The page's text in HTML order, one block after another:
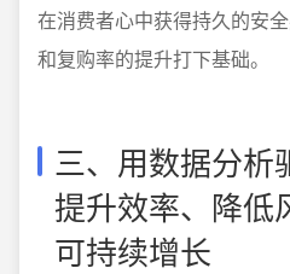
在消费者心中获得持久的安
和复购率的提升打下基础。
三、用数据分析
提升效率、降低
可持续增长